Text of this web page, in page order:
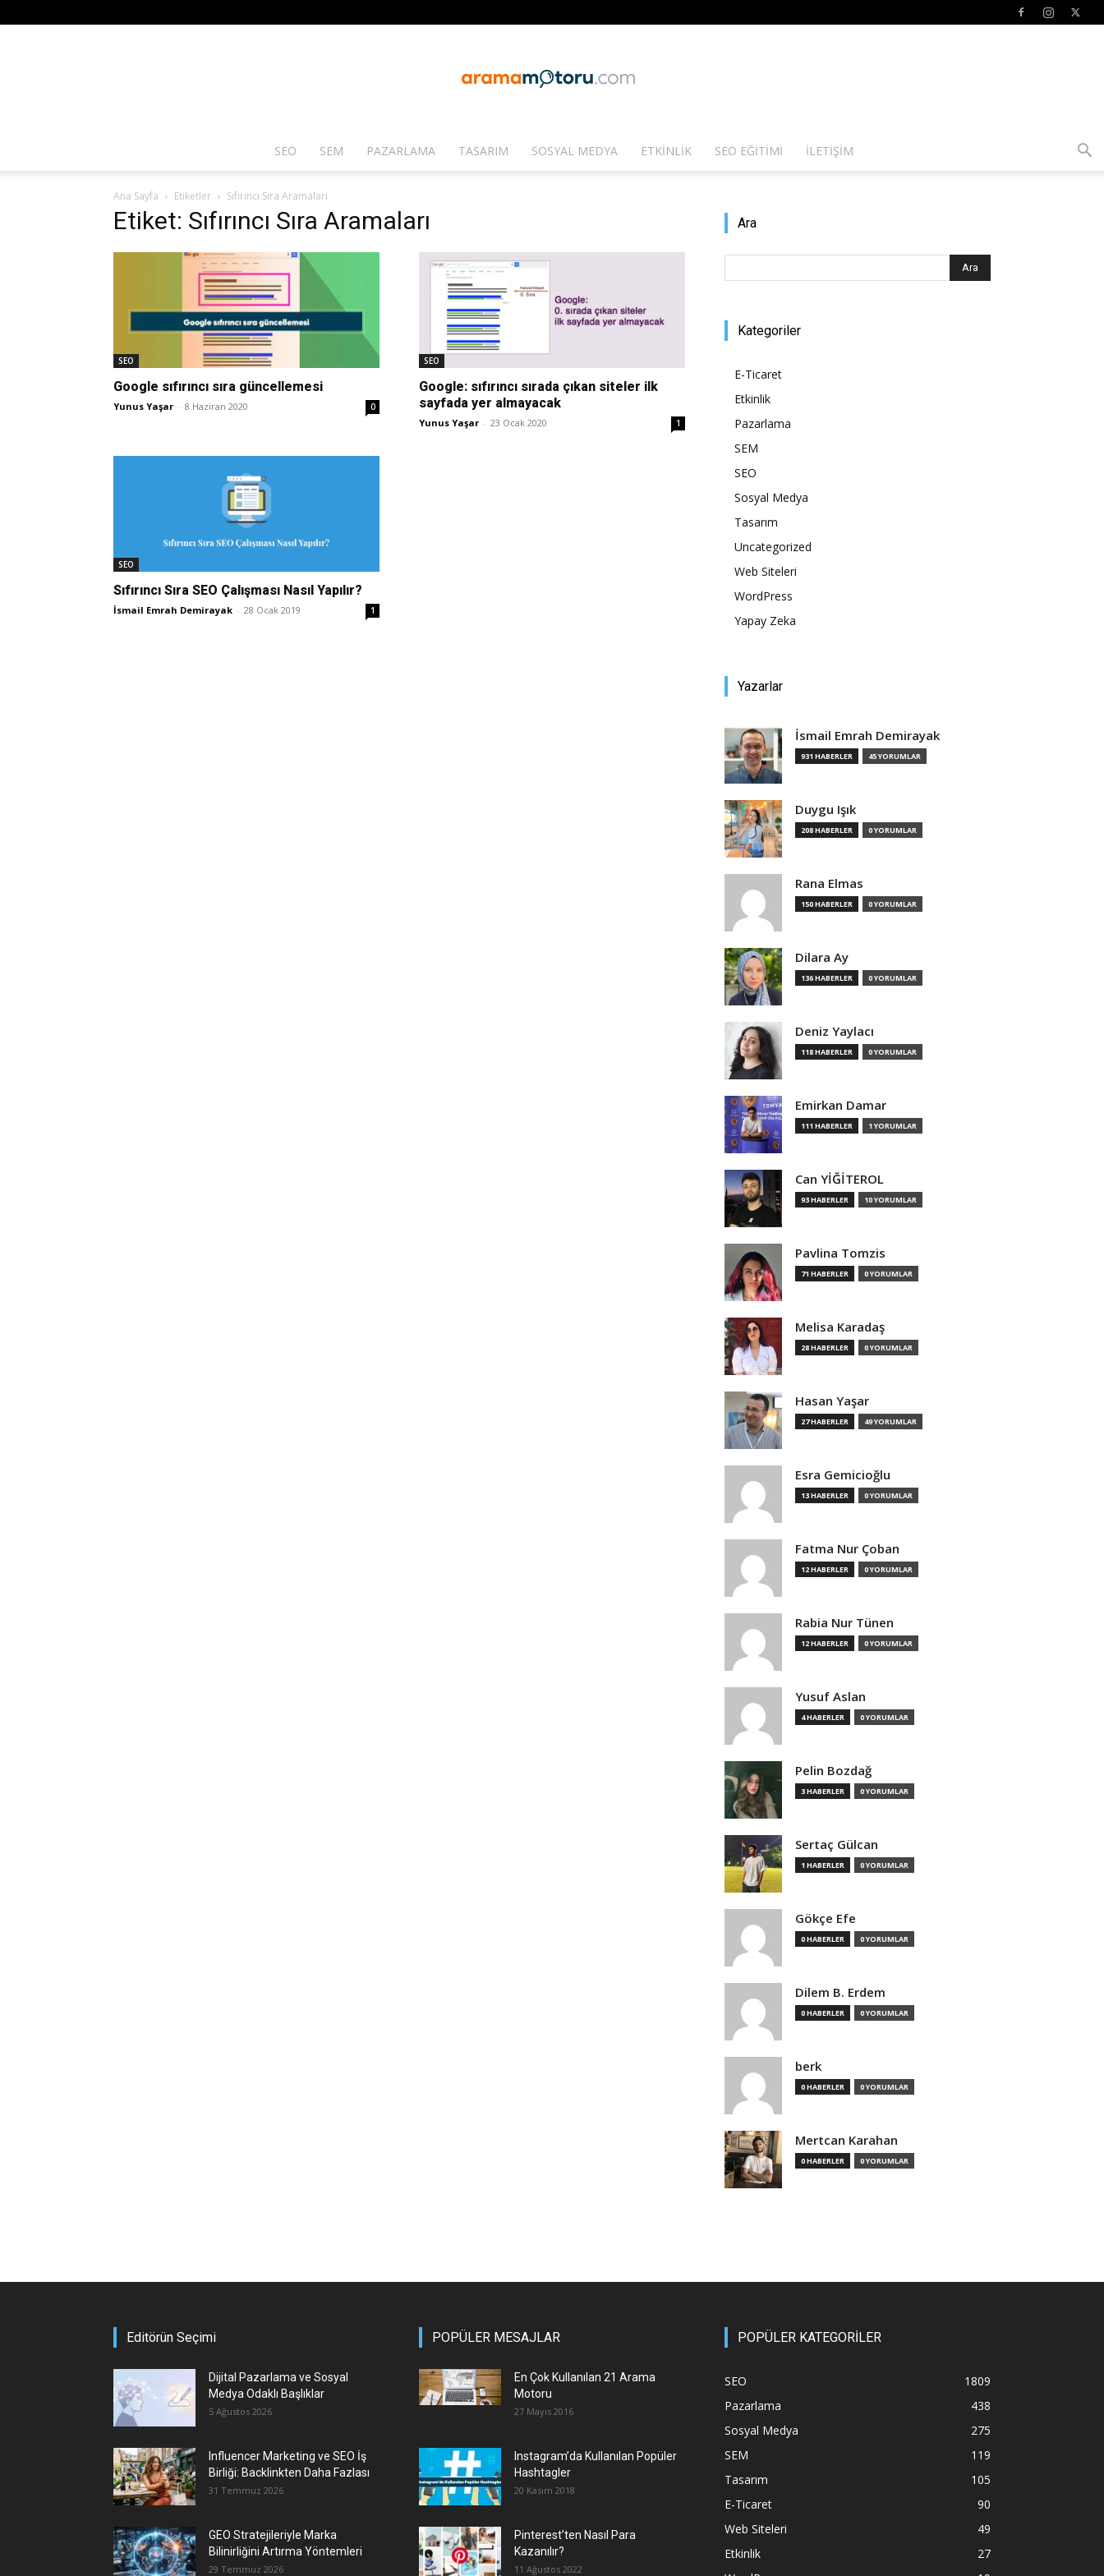
Arama
SEO SEM PAZARLAMA TASARIM SOSYAL MEDYA ETKINLIK SEO EĞITIMI İLETIŞIM
Ana Sayfa Etiketler Sıfırıncı Sıra Aramaları
Etiket: Sıfırıncı Sıra Aramaları
SEO
Google sıfırıncı sıra güncellemesi
Yunus Yaşar - 8 Haziran 2020 0
SEO
Google: sıfırıncı sırada çıkan siteler ilk
sayfada yer almayacak
Yunus Yaşar - 23 Ocak 2020 1
SEO
Sıfırıncı Sıra SEO Çalışması Nasıl Yapılır?
İsmail Emrah Demirayak - 28 Ocak 2019 1
Ara
Kategoriler
E-Ticaret
Etkinlik
Pazarlama
SEM
SEO
Sosyal Medya
Tasarım
Uncategorized
Web Siteleri
WordPress
Yapay Zeka
Yazarlar
İsmail Emrah Demirayak
931 HABERLER 45 YORUMLAR
Duygu Işık
208 HABERLER 0 YORUMLAR
Rana Elmas
150 HABERLER 0 YORUMLAR
Dilara Ay
136 HABERLER 0 YORUMLAR
Deniz Yaylacı
118 HABERLER 0 YORUMLAR
Emirkan Damar
111 HABERLER 1 YORUMLAR
Can YİĞİTEROL
93 HABERLER 10 YORUMLAR
Pavlina Tomzis
71 HABERLER 0 YORUMLAR
Melisa Karadaş
28 HABERLER 0 YORUMLAR
Hasan Yaşar
27 HABERLER 49 YORUMLAR
Esra Gemicioğlu
13 HABERLER 0 YORUMLAR
Fatma Nur Çoban
12 HABERLER 0 YORUMLAR
Rabia Nur Tünen
12 HABERLER 0 YORUMLAR
Yusuf Aslan
4 HABERLER 0 YORUMLAR
Pelin Bozdağ
3 HABERLER 0 YORUMLAR
Sertaç Gülcan
1 HABERLER 0 YORUMLAR
Gökçe Efe
0 HABERLER 0 YORUMLAR
Dilem B. Erdem
0 HABERLER 0 YORUMLAR
berk
0 HABERLER 0 YORUMLAR
Mertcan Karahan
0 HABERLER 0 YORUMLAR
Editörün Seçimi
Dijital Pazarlama ve Sosyal
Medya Odaklı Başlıklar
5 Ağustos 2026
Influencer Marketing ve SEO İş
Birliği: Backlinkten Daha Fazlası
31 Temmuz 2026
GEO Stratejileriyle Marka
Bilinirliğini Artırma Yöntemleri
29 Temmuz 2026
POPÜLER MESAJLAR
En Çok Kullanılan 21 Arama
Motoru
27 Mayıs 2016
Instagram’da Kullanılan Popüler
Hashtagler
20 Kasım 2018
Pinterest’ten Nasıl Para
Kazanılır?
11 Ağustos 2022
POPÜLER KATEGORİLER
SEO
1809
Pazarlama
438
Sosyal Medya
275
SEM
119
Tasarım
105
E-Ticaret
90
Web Siteleri
49
Etkinlik
27